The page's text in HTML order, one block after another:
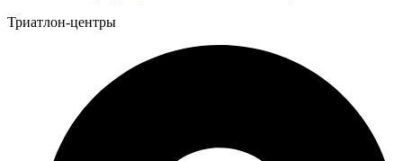
Триатлон-центры